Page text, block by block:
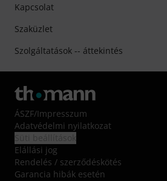
Kapcsolat
Szaküzlet
Szolgáltatások -- áttekintés
ÁSZF/Impresszum
Adatvédelmi nyilatkozat
Elállási jog
Rendelés / szerződéskötés
Garancia hibák esetén